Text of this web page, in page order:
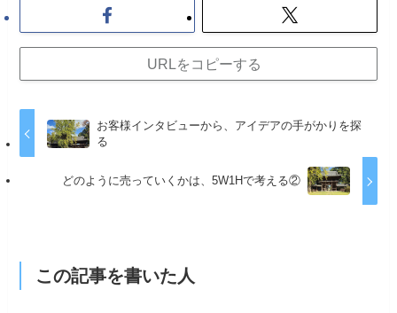
URLをコピーする
お客様インタビューから、アイデアの手がかりを探
る
どのように売っていくかは、5W1Hで考える②
この記事を書いた人